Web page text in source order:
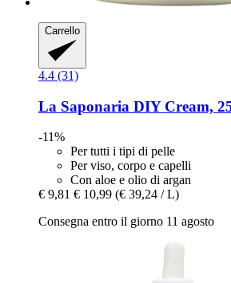
Carrello
4.4 (31)
La Saponaria DIY Cream,
-11%
Per tutti i tipi di pelle
Per viso, corpo e capelli
Con aloe e olio di argan
€ 9,81 € 10,99 (€ 39,24 / L)
Consegna entro il giorno 11 agosto